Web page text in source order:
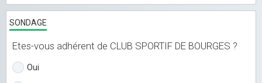
SONDAGE
Etes-vous adhérent de CLUB SPORTIF DE BOURGES ?
Oui